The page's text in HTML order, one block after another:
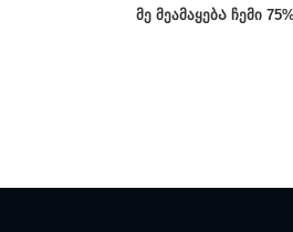
მე მეამაყებᲐ ჩემი